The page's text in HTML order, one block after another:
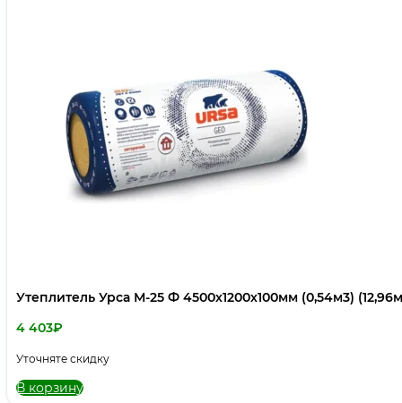
Утеплитель Урса М-25 Ф 4500х1200х100мм (0,54м3)
4 403₽
Уточняте скидку
В корзину